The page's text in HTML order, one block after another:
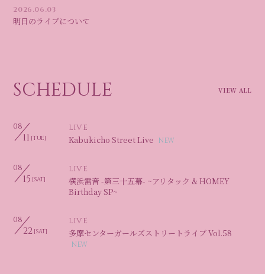
2026.06.03
明日のライブについて
SCHEDULE VIEW ALL
08
11 [TUE]
LIVE
Kabukicho Street Live
08
15 [SAT]
LIVE
横浜雷音 -第三十五幕- ~アリタック & HOMEY
Birthday SP~
08
22 [SAT]
LIVE
多摩センターガールズストリートライブ Vol.58